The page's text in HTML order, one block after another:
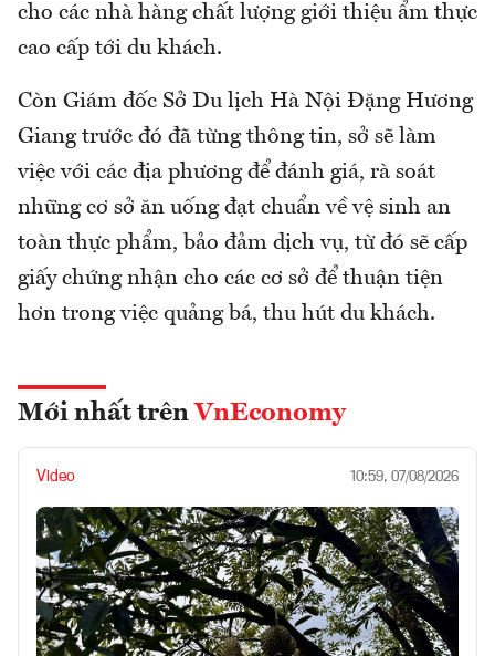
cho các nhà hàng chất lượng giới thiệu ẩm thực
cao cấp tới du khách.
Còn Giám đốc Sở Du lịch Hà Nội Đặng Hương
Giang trước đó đã từng thông tin, sở sẽ làm
việc với các địa phương để đánh giá, rà soát
những cơ sở ăn uống đạt chuẩn về vệ sinh an
toàn thực phẩm, bảo đảm dịch vụ, từ đó sẽ cấp
giấy chứng nhận cho các cơ sở để thuận tiện
hơn trong việc quảng bá, thu hút du khách.
Mới nhất trên VnEconomy
Video 10:59, 07/08/2026